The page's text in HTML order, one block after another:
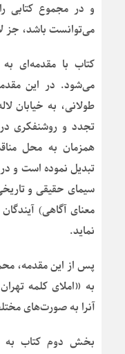
و در مجموع کتابی
می‌توانست باشد، جز
کتاب با مقدمه‌ای
می‌شود. در این
طولانی، به خیابان
تجدد و روشنفکری در
همزمان به محل
تبدیل نموده است و
سیمای حقیقی و
معنای آگاهی)
نماید.
پس از این مقدمه،
به «املای کلمه
آنرا به صورت‌های
بخش دوم کتاب به